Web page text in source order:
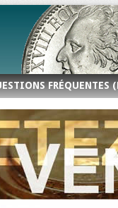
FRÉQUENTES